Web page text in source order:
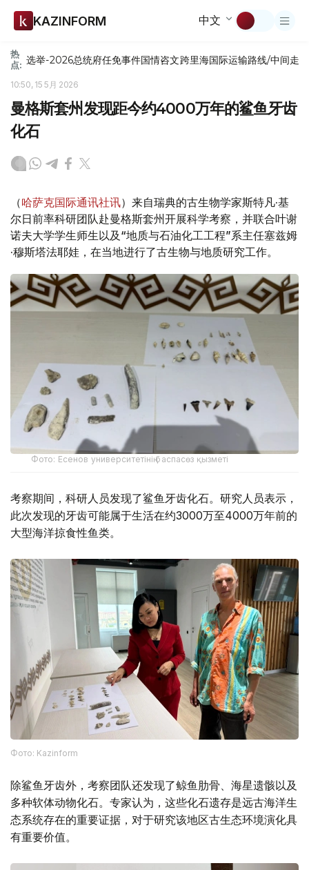
KAZINFORM 中文
热
点: 选举-2026总统府任免事件国情咨文跨里海国际运输路线/中间走廊
10:50, 15 5月 2026
曼格斯套州发现距今约4000万年的鲨鱼牙齿
化石
（哈萨克国际通讯社讯）来自瑞典的古生物学家斯特凡·基
尔日前率科研团队赴曼格斯套州开展科学考察，并联合叶谢
诺夫大学学生师生以及“地质与石油化工工程”系主任塞兹姆
·穆斯塔法耶娃，在当地进行了古生物与地质研究工作。
Фото: Есенов университетінің баспасөз қызметі
考察期间，科研人员发现了鲨鱼牙齿化石。研究人员表示，
此次发现的牙齿可能属于生活在约3000万至4000万年前的
大型海洋掠食性鱼类。
Фото: Kazinform
除鲨鱼牙齿外，考察团队还发现了鲸鱼肋骨、海星遗骸以及
多种软体动物化石。专家认为，这些化石遗存是远古海洋生
态系统存在的重要证据，对于研究该地区古生态环境演化具
有重要价值。